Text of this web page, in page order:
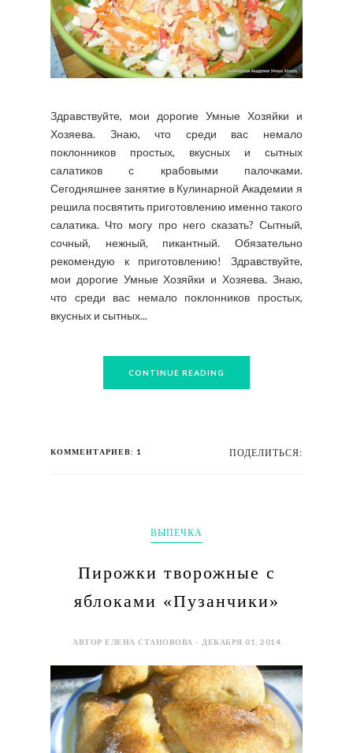
Здравствуйте, мои дорогие Умные Хозяйки и
Хозяева. Знаю, что среди вас немало
поклонников простых, вкусных и сытных
салатиков с крабовыми палочками.
Сегодняшнее занятие в Кулинарной Академии я
решила посвятить приготовлению именно такого
салатика. Что могу про него сказать? Сытный,
сочный, нежный, пикантный. Обязательно
рекомендую к приготовлению! Здравствуйте,
мои дорогие Умные Хозяйки и Хозяева. Знаю,
что среди вас немало поклонников простых,
вкусных и сытных...
CONTINUE READING
КОММЕНТАРИЕВ: 1 ПОДЕЛИТЬСЯ:
ВЫПЕЧКА
Пирожки творожные с
яблоками «Пузанчики»
АВТОР ЕЛЕНА СТАНОВОВА - ДЕКАБРЯ 01, 2014